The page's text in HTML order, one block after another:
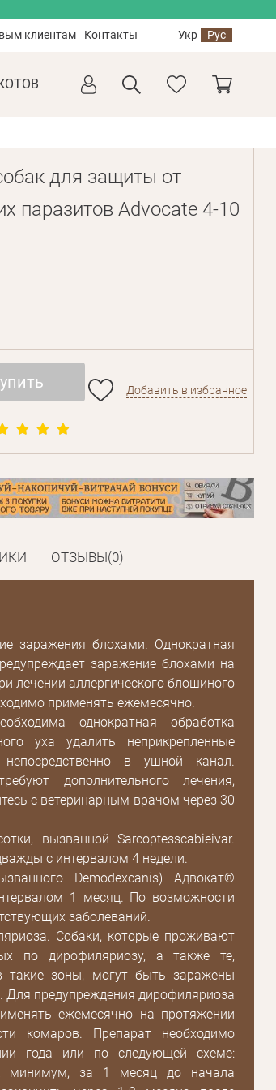
клиентам Контакты Укр Рус
для защиты от
паразитов Advocate 4-10
Добавить в избранное
ОТЗЫВЫ(0)
заражения блохами. Однократная
заражение блохами на
лечении аллергического блошиного
применять ежемесячно.
однократная обработка
уха удалить неприкрепленные
в ушной канал.
дополнительного лечения,
с ветеринарным врачом через 30
вызванной Sarcoptesscabieivar.
с интервалом 4 недели.
Demodexcanis) Адвокат®
1 месяц. По возможности
заболеваний.
Собаки, которые проживают
по дирофиляриозу, а также те,
такие зоны, могут быть заражены
предупреждения дирофиляриоза
ежемесячно на протяжении
комаров. Препарат необходимо
года или по следующей схеме:
минимум, за 1 месяц до начала